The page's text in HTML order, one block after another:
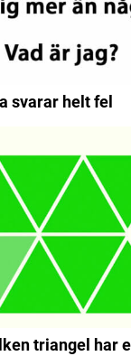
svarar helt fel
triangel har